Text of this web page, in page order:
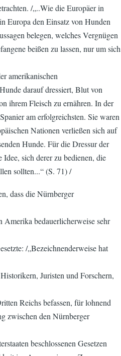
/„..Wie die Europäer in
Europa den Einsatz von Hunden
belegen, welches Vergnügen
beißen zu lassen, nur um sich
amerikanischen
darauf dressiert, Blut von
ihrem Fleisch zu ernähren. In der
am erfolgreichsten. Sie waren
Nationen verließen sich auf
Hunde. Für die Dressur der
sich derer zu bedienen, die
sollten...“ (S. 71) /
dass die Nürnberger
Amerika bedauerlicherweise sehr
/„Bezeichnenderweise hat
Juristen und Forschern,
Reichs befassen, für lohnend
zwischen den Nürnberger
beschlossenen Gesetzen